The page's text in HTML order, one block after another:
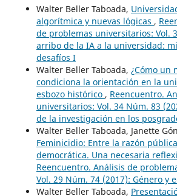
Walter Beller Taboada,
algorítmica y nuevas lógicas ,
de problemas universitarios: Vol.
arribo de la IA a la universidad:
desafíos I
Walter Beller Taboada, ¿Cómo un
condiciona la orientación en la
esbozo histórico , Reencuentro.
universitarios: Vol. 34 Núm. 83
de la investigación en los
Walter Beller Taboada, Janette
Feminicidio: Entre la razón
democrática. Una necesaria
Reencuentro. Análisis de
Vol. 29 Núm. 74 (2017): Género y
Walter Beller Taboada,